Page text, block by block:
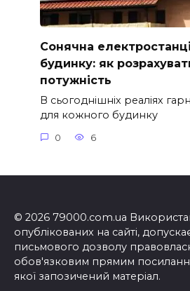
Сонячна
будинку: як
потужність
В сьогоднішніх реаліях
для кожного будинку
0 6
© 2026 79000.com.ua
опублікованих на сайті,
письмового дозволу
обов'язковим прямим
якої запозичений матеріал.